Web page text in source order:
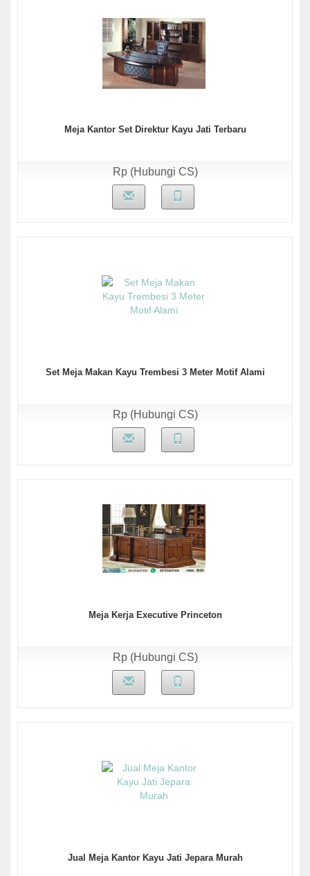
Meja Kantor Set Direktur Kayu Jati Terbaru
Rp (Hubungi CS)
Set Meja Makan Kayu Trembesi 3 Meter Motif Alami
Rp (Hubungi CS)
Meja Kerja Executive Princeton
Rp (Hubungi CS)
Jual Meja Kantor Kayu Jati Jepara Murah